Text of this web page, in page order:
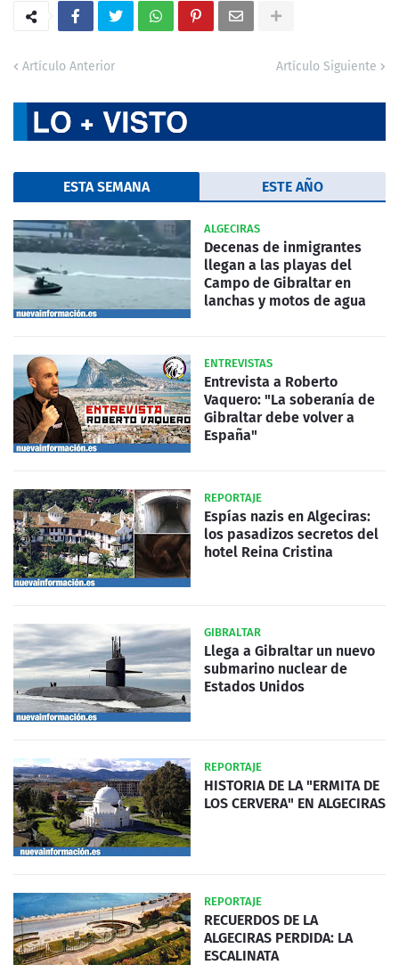
Artículo Anterior Artículo Siguiente
ESTA SEMANA ESTE AÑO
ALGECIRAS
Decenas de inmigrantes
llegan a las playas del
Campo de Gibraltar en
lanchas y motos de agua
ENTREVISTAS
Entrevista a Roberto
Vaquero: "La soberanía de
Gibraltar debe volver a
España"
REPORTAJE
Espías nazis en Algeciras:
los pasadizos secretos del
hotel Reina Cristina
GIBRALTAR
Llega a Gibraltar un nuevo
submarino nuclear de
Estados Unidos
REPORTAJE
HISTORIA DE LA "ERMITA DE
LOS CERVERA" EN ALGECIRAS
REPORTAJE
RECUERDOS DE LA
ALGECIRAS PERDIDA: LA
ESCALINATA